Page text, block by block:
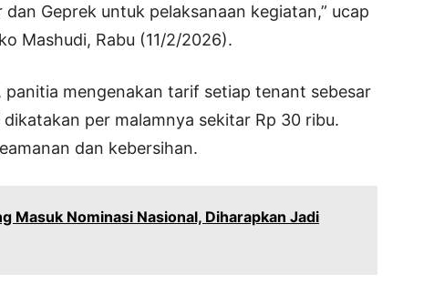
Geprek untuk pelaksanaan kegiatan,” ucap
Mashudi, Rabu (11/2/2026).
mengenakan tarif setiap tenant sebesar
per malamnya sekitar Rp 30 ribu.
dan kebersihan.
Masuk Nominasi Nasional, Diharapkan Jadi